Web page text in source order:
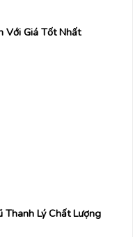
Với Giá Tốt Nhất
Lý Chất Lượng